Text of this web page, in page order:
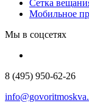
Сетка
Мобильное
Мы в соцсетях
8 (495) 950-62-26